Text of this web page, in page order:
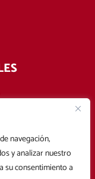
navegación,
y analizar nuestro
su consentimiento a